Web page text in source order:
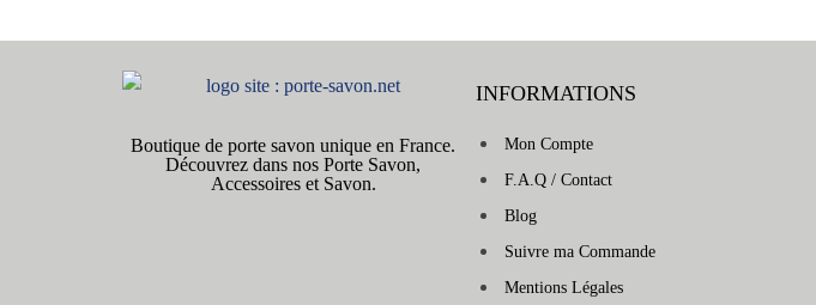
Boutique de porte savon unique en France.
Découvrez dans nos Porte Savon,
Accessoires et Savon.
INFORMATIONS
Mon Compte
F.A.Q / Contact
Blog
Suivre ma Commande
Mentions Légales